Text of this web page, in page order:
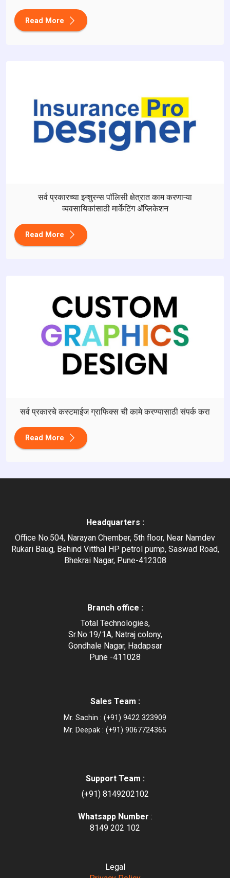
Read More
सर्व प्रकारच्या इन्शुरन्स पॉलिसी क्षेत्रात काम करणाऱ्या
व्यवसायिकांसाठी मार्केटिंग अ‍ॅप्लिकेशन
Read More
सर्व प्रकारचे कस्टमाईज ग्राफिक्स ची कामे करण्यासाठी संपर्क करा
Read More
Headquarters :
Office No.504, Narayan Chember, 5th floor, Near Namdev
Rukari Baug, Behind Vitthal HP petrol pump, Saswad Road,
Bhekrai Nagar, Pune-412308
Branch office :
Total Technologies,
Sr.No.19/1A, Natraj colony,
Gondhale Nagar, Hadapsar
Pune -411028
Sales Team :
Mr. Sachin : (+91) 9422 323909
Mr. Deepak : (+91) 9067724365
Support Team :
(+91) 8149202102
Whatsapp Number :
8149 202 102
Legal